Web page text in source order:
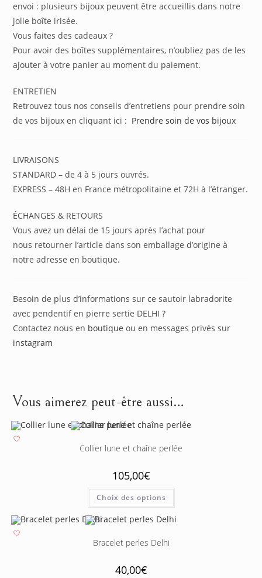
envoi : plusieurs bijoux peuvent être accueillis dans notre
jolie boîte irisée.
Vous faites des cadeaux ?
Pour avoir des boîtes supplémentaires, n’oubliez pas de les
ajouter à votre panier au moment du paiement.
ENTRETIEN
Retrouvez tous nos conseils d’entretiens pour prendre soin
de vos bijoux en cliquant ici : Prendre soin de vos bijoux
LIVRAISONS
STANDARD – de 4 à 5 jours ouvrés.
EXPRESS – 48H en France métropolitaine et 72H à l’étranger.
ÉCHANGES & RETOURS
Vous avez un délai de 15 jours après l’achat pour
nous retourner l’article dans son emballage d’origine à
notre adresse en boutique.
Besoin de plus d’informations sur ce sautoir labradorite
avec pendentif en pierre sertie DELHI ?
Contactez nous en boutique ou en messages privés sur
instagram
Vous aimerez peut-être aussi…
Collier lune et chaîne perlée
105,00€
Choix des options
Bracelet perles Delhi
40,00€